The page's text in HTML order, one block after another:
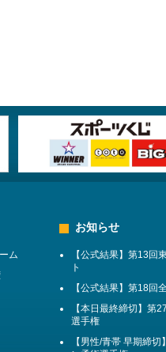
ム
お知らせ
【公式結果】第13回
ト
【公式結果】第18回
【本日最終締切】第
選手権
【男性/青帯 早期締